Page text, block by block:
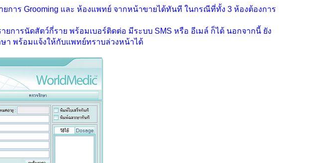
ยการ Grooming และ ห้องแพทย์ จากหน้าขายได้ทันที ในกรณีที่ทั้ง 3 ห้องต้องการ
ยการนัดสัตว์กี่ราย พร้อมเบอร์ติดต่อ มีระบบ SMS หรือ อีเมล์ ก็ได้ นอกจากนี้ ยัง
า พร้อมแจ้งให้กับแพทย์ทราบล่วงหน้าได้